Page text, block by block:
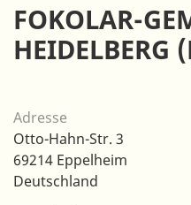
FOKOLAR-
HEIDELBERG
Adresse
Otto-Hahn-Str. 3
69214 Eppelheim
Deutschland